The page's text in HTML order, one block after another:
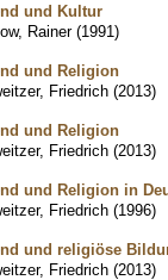
und Kultur
Rainer (1991)
und Religion
Friedrich (2013)
und Religion
Friedrich (2013)
und Religion in
Friedrich (1996)
und religiöse
Friedrich (2013)